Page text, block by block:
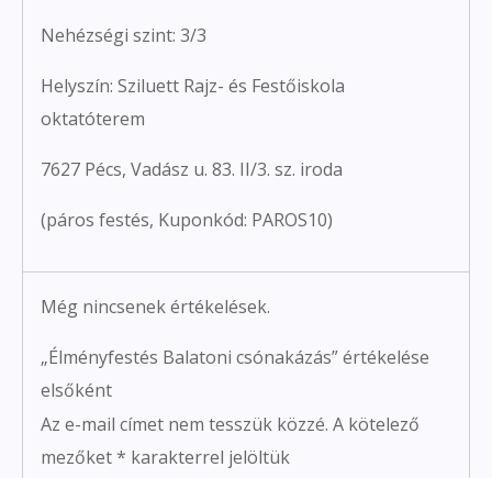
Nehézségi szint: 3/3
Helyszín: Sziluett Rajz- és Festőiskola
oktatóterem
7627 Pécs, Vadász u. 83. II/3. sz. iroda
(páros festés, Kuponkód: PAROS10)
Még nincsenek értékelések.
„Élményfestés Balatoni csónakázás” értékelése
elsőként
Az e-mail címet nem tesszük közzé. A kötelező
mezőket* karakterrel jelöltük